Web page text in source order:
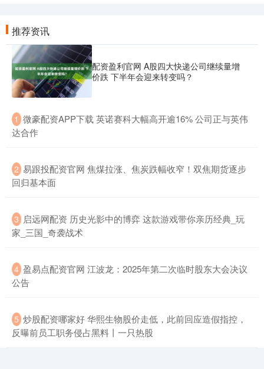
推荐资讯
配资盈利官网 A股四大快递公司继续量增
价跌 下半年会迎来转变吗？
1 ​微豪配资APP下载 英诺赛科大幅高开逾16% 公司正与英伟
达合作
2 ​易跟投配资官网 焦煤拉涨、焦炭跌幅收窄！双焦期货逐步
回归基本面
3 ​启远网配资 历史光影中的博弈 这款游戏带你亲历经典_玩
家_三国_奇袭战术
4 ​盈易点配资官网 江波龙：2025年第二次临时股东大会决议
公告
5 ​炒股配资哪家好 华熙生物股价走低，此前回应造假指控，
反曝前员工职务侵占黑料丨一只热股